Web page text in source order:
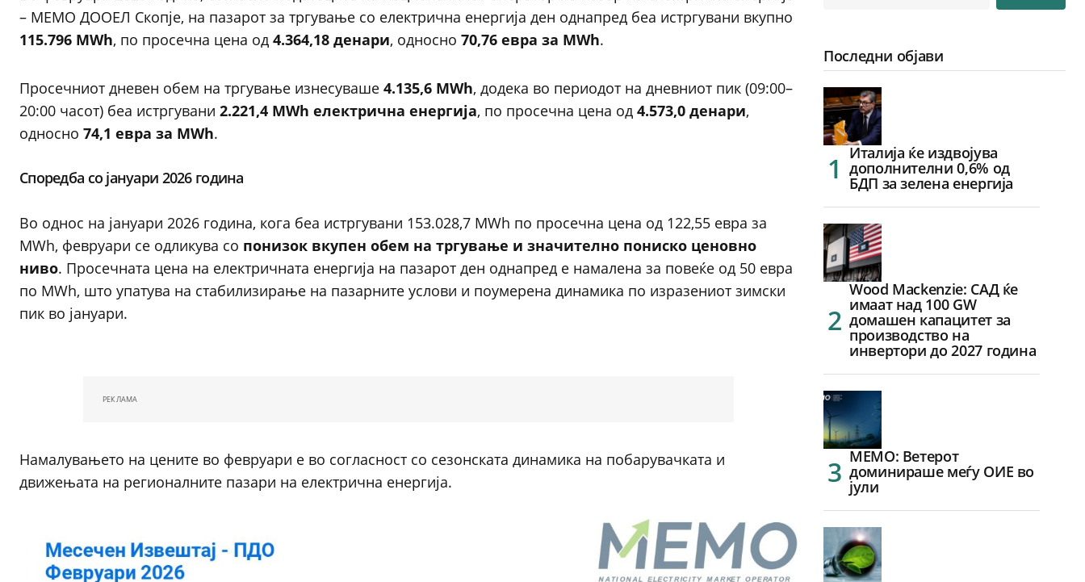
– МЕМО ДООЕЛ Скопје, на пазарот за тргување со електрична енергија ден однапред беа истргувани вкупно
115.796 MWh, по просечна цена од 4.364,18 денари, односно 70,76 евра за MWh.
Просечниот дневен обем на тргување изнесуваше 4.135,6 MWh, додека во периодот на дневниот пик (09:00–
20:00 часот) беа истргувани 2.221,4 MWh електрична енергија, по просечна цена од 4.573,0 денари,
односно 74,1 евра за MWh.
Споредба со јануари 2026 година
Во однос на јануари 2026 година, кога беа истргувани 153.028,7 MWh по просечна цена од 122,55 евра за
MWh, февруари се одликува со понизок вкупен обем на тргување и значително пониско ценовно
ниво. Просечната цена на електричната енергија на пазарот ден однапред е намалена за повеќе од 50 евра
по MWh, што упатува на стабилизирање на пазарните услови и поумерена динамика по изразениот зимски
пик во јануари.
РЕКЛАМА
Намалувањето на цените во февруари е во согласност со сезонската динамика на побарувачката и
движењата на регионалните пазари на електрична енергија.
Последни објави
Италија ќе издвојува
дополнителни 0,6% од
БДП за зелена енергија
Wood Mackenzie: САД ќе
имаат над 100 GW
домашен капацитет за
производство на
инвертори до 2027 година
МЕМО: Ветерот
доминираше меѓу ОИЕ во
јули